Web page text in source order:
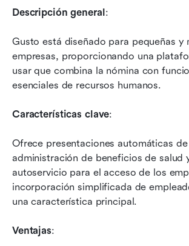
Descripción general :
Gusto está diseñado para pequeñas y
empresas, proporcionando una
usar que combina la nómina con
esenciales de recursos humanos.
Características clave:
Ofrece presentaciones automáticas
administración de beneficios de salud
autoservicio para el acceso de los
incorporación simplificada de
una característica principal.
Ventajas: